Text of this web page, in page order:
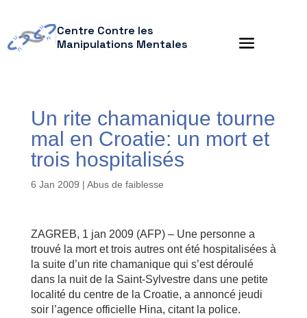
Centre Contre les
Manipulations Mentales
Un rite chamanique tourne
mal en Croatie: un mort et
trois hospitalisés
6 Jan 2009 | Abus de faiblesse
ZAGREB, 1 jan 2009 (AFP) – Une personne a
trouvé la mort et trois autres ont été hospitalisées à
la suite d’un rite chamanique qui s’est déroulé
dans la nuit de la Saint-Sylvestre dans une petite
localité du centre de la Croatie, a annoncé jeudi
soir l’agence officielle Hina, citant la police.